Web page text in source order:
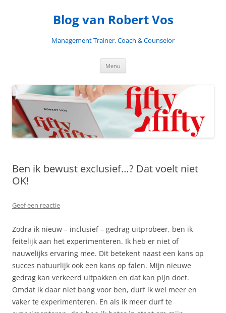
Blog van Robert Vos
Management Trainer, Coach & Counselor
Menu
inhoud
Ben ik bewust exclusief…? Dat voelt niet
OK!
Geef een reactie
Zodra ik nieuw – inclusief – gedrag uitprobeer, ben ik
feitelijk aan het experimenteren. Ik heb er niet of
nauwelijks ervaring mee. Dit betekent naast een kans op
succes natuurlijk ook een kans op falen. Mijn nieuwe
gedrag kan verkeerd uitpakken en dat kan pijn doet.
Omdat ik daar niet bang voor ben, durf ik wel meer en
vaker te experimenteren. En als ik meer durf te